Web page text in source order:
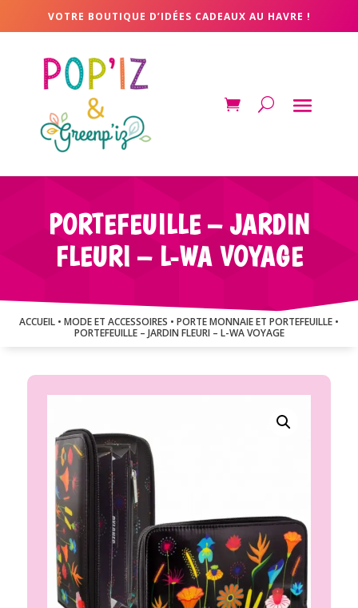
VOTRE BOUTIQUE D’IDÉES CADEAUX AU HAVRE !
PORTEFEUILLE – JARDIN
FLEURI – L-WA VOYAGE
ACCUEIL • MODE ET ACCESSOIRES • PORTE MONNAIE ET PORTEFEUILLE •
PORTEFEUILLE – JARDIN FLEURI – L-WA VOYAGE